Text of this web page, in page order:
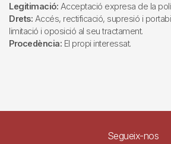
Legitimació: Acceptació expresa de la
Drets: Accés, rectificació, supresió i
limitació i oposició al seu tractament.
Procedència: El propi interessat.
Segueix-nos